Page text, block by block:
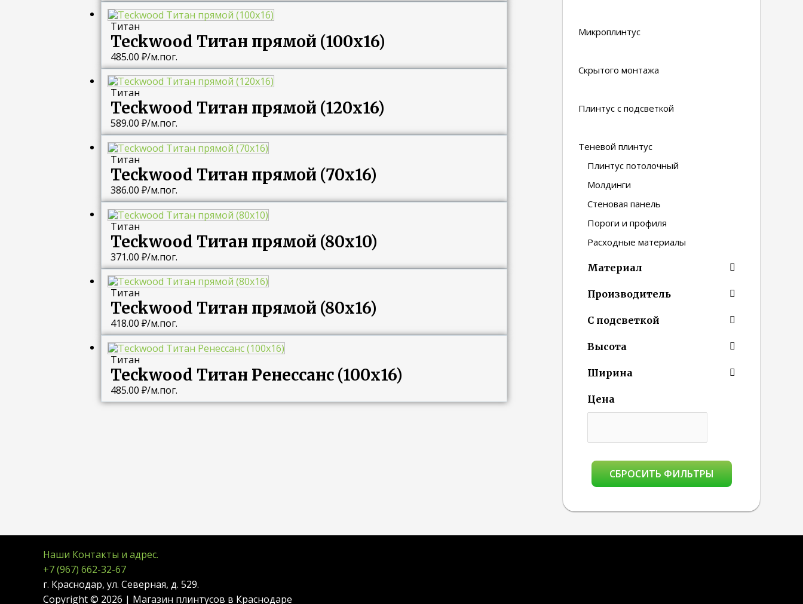
Титан
Teckwood Титан прямой (100х16)
485.00 ₽/м.пог.
Титан
Teckwood Титан прямой (120х16)
589.00 ₽/м.пог.
Титан
Teckwood Титан прямой (70х16)
386.00 ₽/м.пог.
Титан
Teckwood Титан прямой (80х10)
371.00 ₽/м.пог.
Титан
Teckwood Титан прямой (80х16)
418.00 ₽/м.пог.
Титан
Teckwood Титан Ренессанс (100х16)
485.00 ₽/м.пог.
Микроплинтус
Скрытого монтажа
Плинтус с подсветкой
Теневой плинтус
Плинтус потолочный
Молдинги
Стеновая панель
Пороги и профиля
Расходные материалы
Материал
Производитель
С подсветкой
Высота
Ширина
Цена
СБРОСИТЬ ФИЛЬТРЫ
Наши Контакты и адрес.
+7 (967) 662-32-67
г. Краснодар, ул. Северная, д. 529.
Copyright © 2026 | Магазин плинтусов в Краснодаре